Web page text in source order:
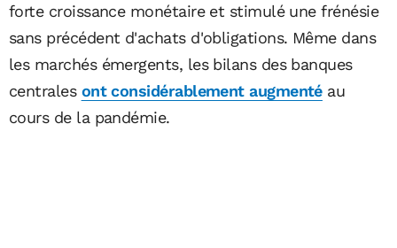
forte croissance monétaire et stimulé une frénésie
sans précédent d'achats d'obligations. Même dans
les marchés émergents, les bilans des banques
centrales ont considérablement augmentéau
cours de la pandémie.